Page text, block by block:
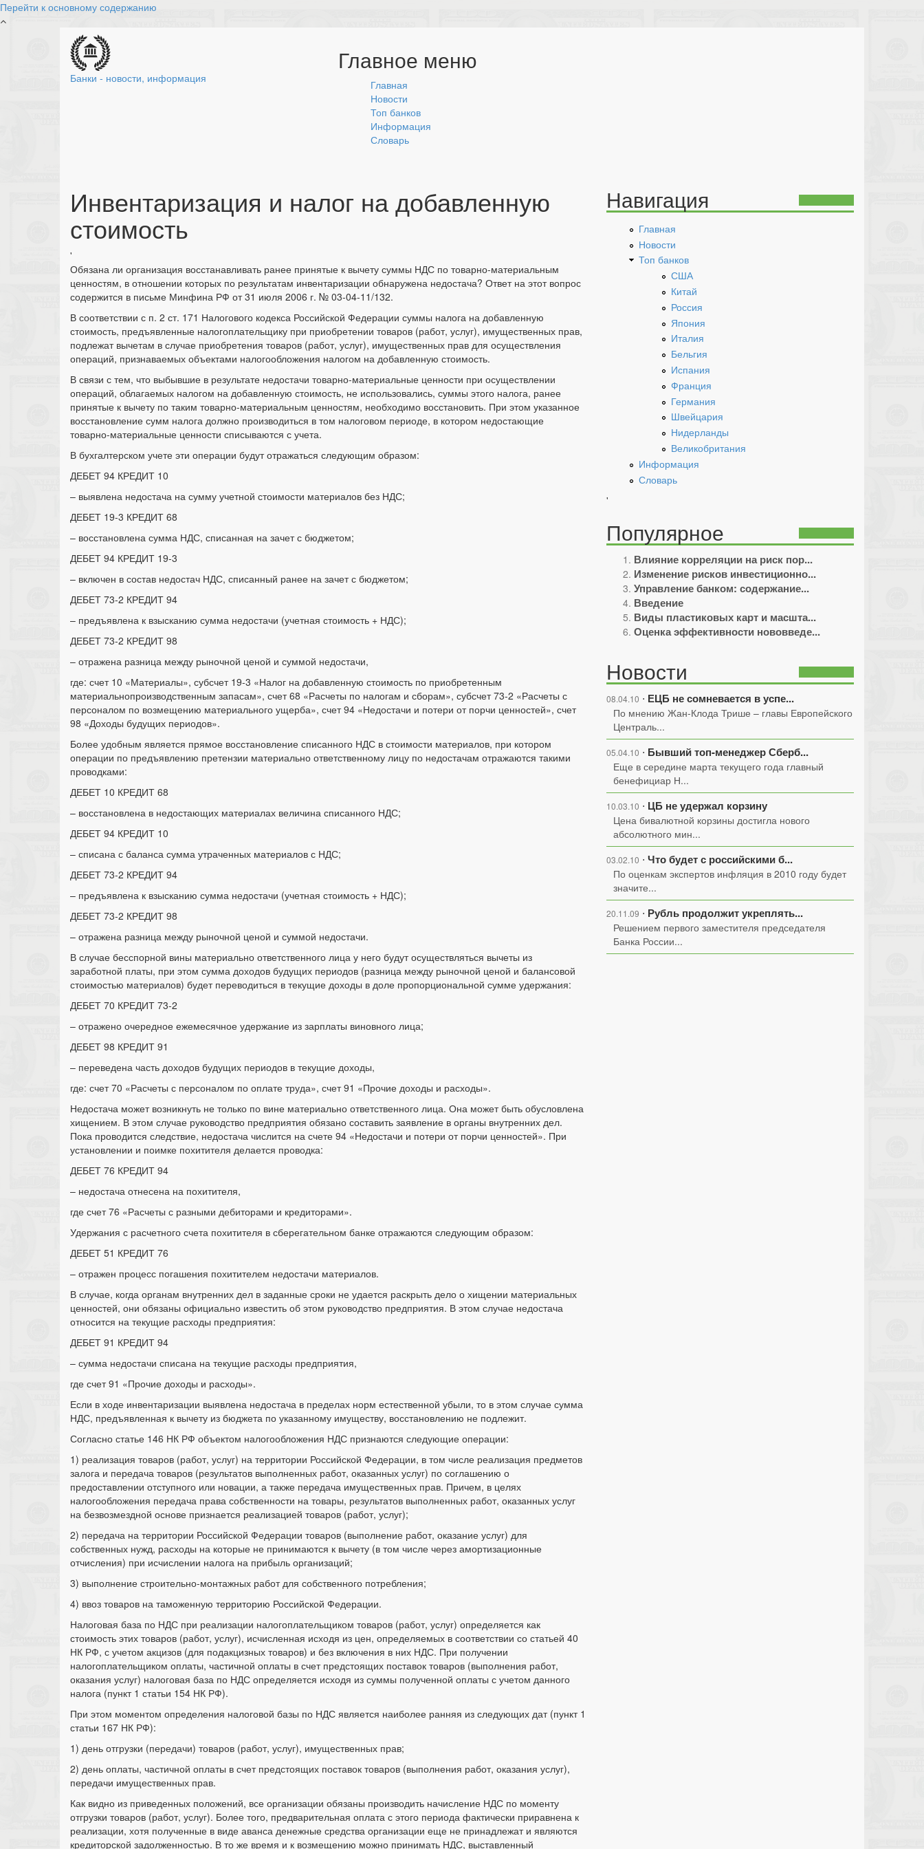
Перейти к основному содержанию
Банки - новости, информация
Главное меню
Главная
Новости
Топ банков
Информация
Словарь
Инвентаризация и налог на добавленную
стоимость
'
Обязана ли организация восстанавливать ранее принятые к вычету суммы НДС по товарно-материальным
ценностям, в отношении которых по результатам инвентаризации обнаружена недостача? Ответ на этот вопрос
содержится в письме Минфина РФ от 31 июля 2006 г. № 03-04-11/132.
В соответствии с п. 2 ст. 171 Налогового кодекса Российской Федерации суммы налога на добавленную
стоимость, предъявленные налогоплательщику при приобретении товаров (работ, услуг), имущественных прав,
подлежат вычетам в случае приобретения товаров (работ, услуг), имущественных прав для осуществления
операций, признаваемых объектами налогообложения налогом на добавленную стоимость.
В связи с тем, что выбывшие в результате недостачи товарно-материальные ценности при осуществлении
операций, облагаемых налогом на добавленную стоимость, не использовались, суммы этого налога, ранее
принятые к вычету по таким товарно-материальным ценностям, необходимо восстановить. При этом указанное
восстановление сумм налога должно производиться в том налоговом периоде, в котором недостающие
товарно-материальные ценности списываются с учета.
В бухгалтерском учете эти операции будут отражаться следующим образом:
ДЕБЕТ 94 КРЕДИТ 10
– выявлена недостача на сумму учетной стоимости материалов без НДС;
ДЕБЕТ 19-3 КРЕДИТ 68
– восстановлена сумма НДС, списанная на зачет с бюджетом;
ДЕБЕТ 94 КРЕДИТ 19-3
– включен в состав недостач НДС, списанный ранее на зачет с бюджетом;
ДЕБЕТ 73-2 КРЕДИТ 94
– предъявлена к взысканию сумма недостачи (учетная стоимость + НДС);
ДЕБЕТ 73-2 КРЕДИТ 98
– отражена разница между рыночной ценой и суммой недостачи,
где: счет 10 «Материалы», субсчет 19-3 «Налог на добавленную стоимость по приобретенным
материальнопроизводственным запасам», счет 68 «Расчеты по налогам и сборам», субсчет 73-2 «Расчеты с
персоналом по возмещению материального ущерба», счет 94 «Недостачи и потери от порчи ценностей», счет
98 «Доходы будущих периодов».
Более удобным является прямое восстановление списанного НДС в стоимости материалов, при котором
операции по предъявлению претензии материально ответственному лицу по недостачам отражаются такими
проводками:
ДЕБЕТ 10 КРЕДИТ 68
– восстановлена в недостающих материалах величина списанного НДС;
ДЕБЕТ 94 КРЕДИТ 10
– списана с баланса сумма утраченных материалов с НДС;
ДЕБЕТ 73-2 КРЕДИТ 94
– предъявлена к взысканию сумма недостачи (учетная стоимость + НДС);
ДЕБЕТ 73-2 КРЕДИТ 98
– отражена разница между рыночной ценой и суммой недостачи.
В случае бесспорной вины материально ответственного лица у него будут осуществляться вычеты из
заработной платы, при этом сумма доходов будущих периодов (разница между рыночной ценой и балансовой
стоимостью материалов) будет переводиться в текущие доходы в доле пропорциональной сумме удержания:
ДЕБЕТ 70 КРЕДИТ 73-2
– отражено очередное ежемесячное удержание из зарплаты виновного лица;
ДЕБЕТ 98 КРЕДИТ 91
– переведена часть доходов будущих периодов в текущие доходы,
где: счет 70 «Расчеты с персоналом по оплате труда», счет 91 «Прочие доходы и расходы».
Недостача может возникнуть не только по вине материально ответственного лица. Она может быть обусловлена
хищением. В этом случае руководство предприятия обязано составить заявление в органы внутренних дел.
Пока проводится следствие, недостача числится на счете 94 «Недостачи и потери от порчи ценностей». При
установлении и поимке похитителя делается проводка:
ДЕБЕТ 76 КРЕДИТ 94
– недостача отнесена на похитителя,
где счет 76 «Расчеты с разными дебиторами и кредиторами».
Удержания с расчетного счета похитителя в сберегательном банке отражаются следующим образом:
ДЕБЕТ 51 КРЕДИТ 76
– отражен процесс погашения похитителем недостачи материалов.
В случае, когда органам внутренних дел в заданные сроки не удается раскрыть дело о хищении материальных
ценностей, они обязаны официально известить об этом руководство предприятия. В этом случае недостача
относится на текущие расходы предприятия:
ДЕБЕТ 91 КРЕДИТ 94
– сумма недостачи списана на текущие расходы предприятия,
где счет 91 «Прочие доходы и расходы».
Если в ходе инвентаризации выявлена недостача в пределах норм естественной убыли, то в этом случае сумма
НДС, предъявленная к вычету из бюджета по указанному имуществу, восстановлению не подлежит.
Согласно статье 146 НК РФ объектом налогообложения НДС признаются следующие операции:
1) реализация товаров (работ, услуг) на территории Российской Федерации, в том числе реализация предметов
залога и передача товаров (результатов выполненных работ, оказанных услуг) по соглашению о
предоставлении отступного или новации, а также передача имущественных прав. Причем, в целях
налогообложения передача права собственности на товары, результатов выполненных работ, оказанных услуг
на безвозмездной основе признается реализацией товаров (работ, услуг);
2) передача на территории Российской Федерации товаров (выполнение работ, оказание услуг) для
собственных нужд, расходы на которые не принимаются к вычету (в том числе через амортизационные
отчисления) при исчислении налога на прибыль организаций;
3) выполнение строительно-монтажных работ для собственного потребления;
4) ввоз товаров на таможенную территорию Российской Федерации.
Налоговая база по НДС при реализации налогоплательщиком товаров (работ, услуг) определяется как
стоимость этих товаров (работ, услуг), исчисленная исходя из цен, определяемых в соответствии со статьей 40
НК РФ, с учетом акцизов (для подакцизных товаров) и без включения в них НДС. При получении
налогоплательщиком оплаты, частичной оплаты в счет предстоящих поставок товаров (выполнения работ,
оказания услуг) налоговая база по НДС определяется исходя из суммы полученной оплаты с учетом данного
налога (пункт 1 статьи 154 НК РФ).
При этом моментом определения налоговой базы по НДС является наиболее ранняя из следующих дат (пункт 1
статьи 167 НК РФ):
1) день отгрузки (передачи) товаров (работ, услуг), имущественных прав;
2) день оплаты, частичной оплаты в счет предстоящих поставок товаров (выполнения работ, оказания услуг),
передачи имущественных прав.
Как видно из приведенных положений, все организации обязаны производить начисление НДС по моменту
отгрузки товаров (работ, услуг). Более того, предварительная оплата с этого периода фактически приравнена к
реализации, хотя полученные в виде аванса денежные средства организации еще не принадлежат и являются
кредиторской задолженностью. В то же время и к возмещению можно принимать НДС, выставленный
Навигация
Главная
Новости
Топ банков
США
Китай
Россия
Япония
Италия
Бельгия
Испания
Франция
Германия
Швейцария
Нидерланды
Великобритания
Информация
Словарь
'
Популярное
Влияние корреляции на риск пор...
Изменение рисков инвестиционно...
Управление банком: содержание...
Введение
Виды пластиковых карт и масшта...
Оценка эффективности нововведе...
Новости
08.04.10 ⋅ ЕЦБ не сомневается в успе...
По мнению Жан-Клода Трише – главы Европейского
Централь...
05.04.10 ⋅ Бывший топ-менеджер Сберб...
Еще в середине марта текущего года главный
бенефициар Н...
10.03.10 ⋅ ЦБ не удержал корзину
Цена бивалютной корзины достигла нового
абсолютного мин...
03.02.10 ⋅ Что будет с российскими б...
По оценкам экспертов инфляция в 2010 году будет
значите...
20.11.09 ⋅ Рубль продолжит укреплять...
Решением первого заместителя председателя
Банка России...